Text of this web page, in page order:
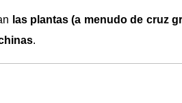
las plantas (a menudo de cruz
.